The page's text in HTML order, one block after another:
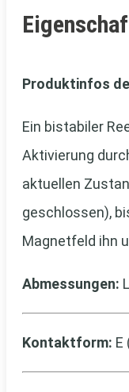
Produktinfos
Ein bistabiler
Aktivierung
aktuellen
geschlossen),
Magnetfeld ihn
Abmessungen:
Kontaktform: E